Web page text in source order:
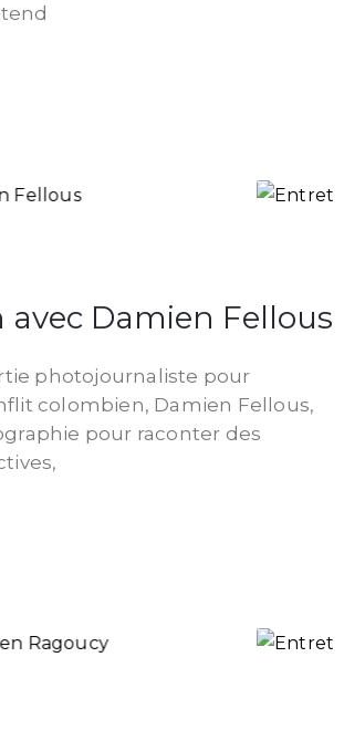
avec Damien Fellous
photojournaliste pour
colombien, Damien Fellous,
pour raconter des